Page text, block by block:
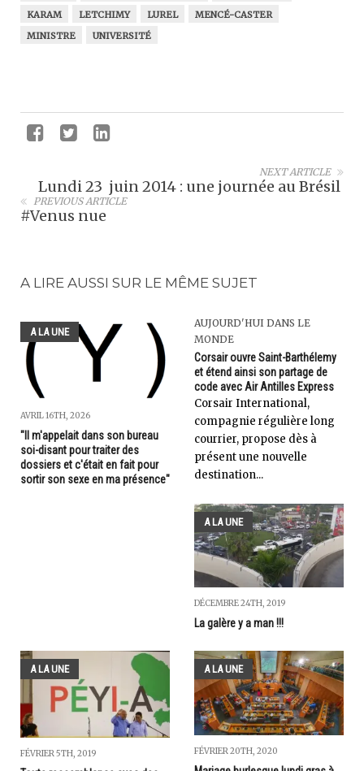
KARAM
LETCHIMY LUREL
MENCÉ-CASTER
MINISTRE
UNIVERSITÉ
NEXT ARTICLE
Lundi 23 juin 2014 : une journée au Brésil
PREVIOUS ARTICLE
#Venus nue
A LIRE AUSSI SUR LE MÊME SUJET
A LA UNE
AVRIL 16TH, 2026
"Il m'appelait dans son bureau
soi-disant pour traiter des
dossiers et c'était en fait pour
sortir son sexe en ma présence"
AUJOURD'HUI DANS LE
MONDE
Corsair ouvre Saint-Barthélemy
et étend ainsi son partage de
code avec Air Antilles Express
Corsair International,
compagnie régulière long
courrier, propose dès à
présent une nouvelle
destination...
A LA UNE
DÉCEMBRE 24TH, 2019
La galère y a man !!!
A LA UNE
FÉVRIER 5TH, 2019
A LA UNE
FÉVRIER 20TH, 2020